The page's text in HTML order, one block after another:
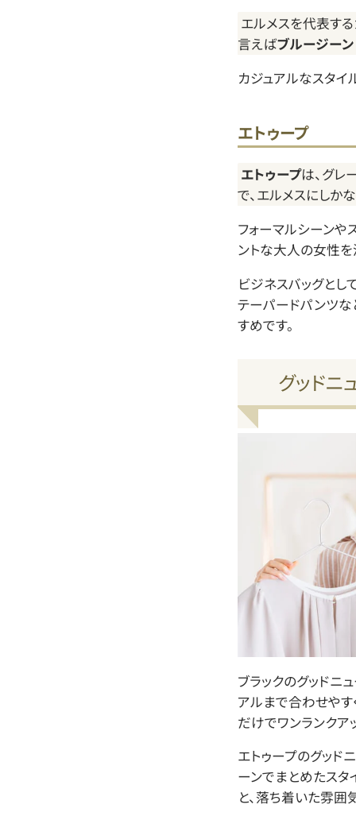
エルメスを代表す
言えばブルージーン
カジュアルなスタイ
エトゥープ
エトゥープは、グレ
で、エルメスにしか
フォーマルシーンや
ントな大人の女性を
ビジネスバッグとし
テーパードパンツ
すめです。
グッドニ
ブラックのグッドニ
アルまで合わせやす
だけでワンランクア
エトゥープのグッド
ーンでまとめたスタ
と、落ち着いた雰囲